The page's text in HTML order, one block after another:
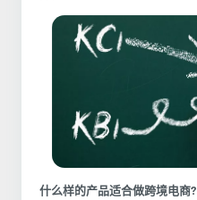
什么样的产品适合做跨境电商?